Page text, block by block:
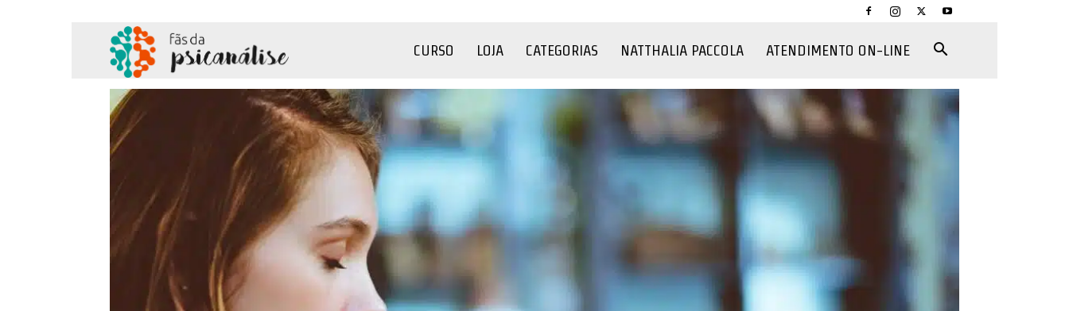
da
Psicanálise
CURSO LOJA CATEGORIAS NATTHALIA PACCOLA ATENDIMENTO ON-LINE